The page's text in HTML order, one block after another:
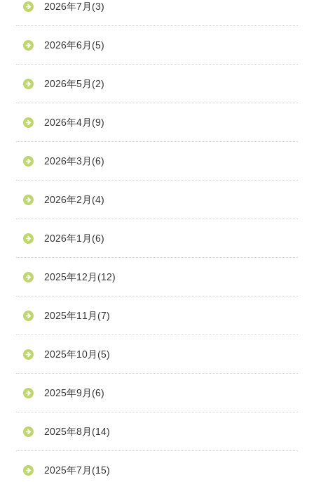
2026年7月 (3)
2026年6月 (5)
2026年5月 (2)
2026年4月 (9)
2026年3月 (6)
2026年2月 (4)
2026年1月 (6)
2025年12月 (12)
2025年11月 (7)
2025年10月 (5)
2025年9月 (6)
2025年8月 (14)
2025年7月 (15)